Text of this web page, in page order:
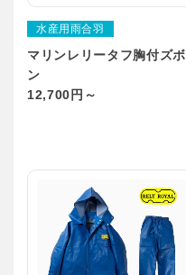
水産用雨合羽
マリンレリータフ胸付ズボ
ン
12,700円～